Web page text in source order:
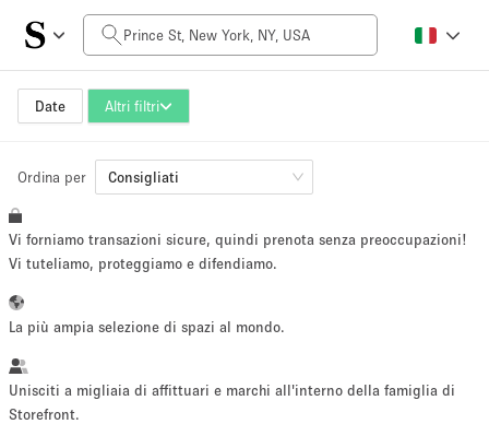
Date Altri filtri
Prezzo al giorno
$0
Dimensioni dello spazio
5000+ sq ft
~ 13 persone
Ordina per Consigliati
Vi forniamo transazioni sicure, quindi prenota senza preoccupazioni!
Vi tuteliamo, proteggiamo e difendiamo.
La più ampia selezione di spazi al mondo.
Unisciti a migliaia di affittuari e marchi all'interno della famiglia di
Storefront.